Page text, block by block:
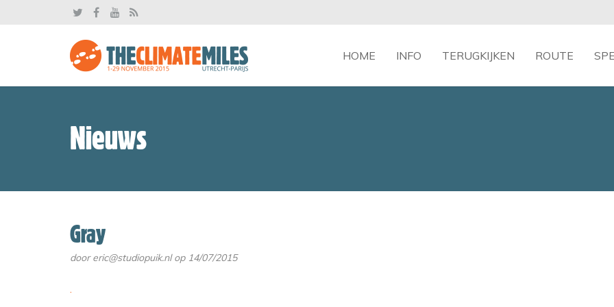
HOME INFO TERUGKIJKEN ROUTE
Nieuws
Gray
dooreric@studiopuik.nlop 14/07/2015
.